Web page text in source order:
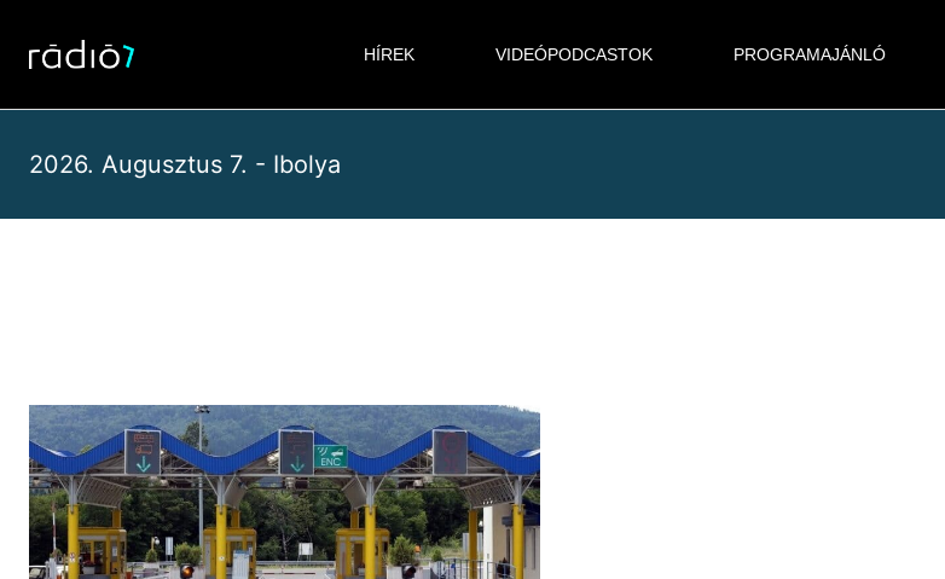
content
HÍREK VIDEÓPODCASTOK PROGRAMAJÁNLÓ
2026. Augusztus 7. - Ibolya